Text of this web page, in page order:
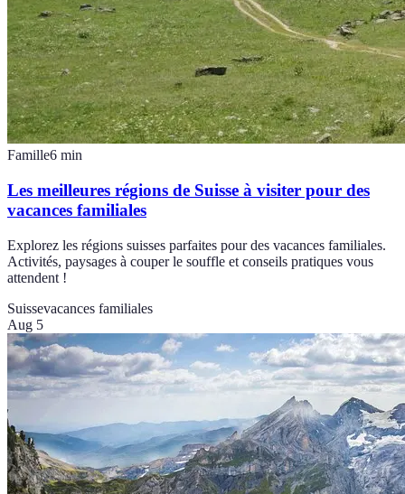
Famille6 min
Les meilleures régions de Suisse à visiter pour des
vacances familiales
Explorez les régions suisses parfaites pour des vacances familiales.
Activités, paysages à couper le souffle et conseils pratiques vous
attendent !
Suissevacances familiales
Aug 5